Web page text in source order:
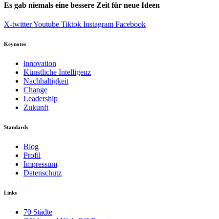
Es gab niemals eine bessere Zeit für neue Ideen
X-twitterYoutube Tiktok Instagram Facebook
Keynotes
lnnovation
Künstliche Intelligenz
Nachhaltigkeit
Change
Leadership
Zukunft
Standards
Blog
Profil
Impressum
Datenschutz
Links
70 Städte